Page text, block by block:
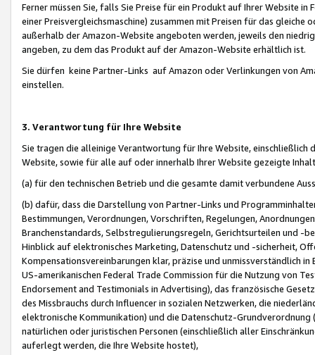
Ferner müssen Sie, falls Sie Preise für ein Produkt auf Ihrer Website
einer Preisvergleichsmaschine) zusammen mit Preisen für das
außerhalb der Amazon-Website angeboten werden, jeweils den
angeben, zu dem das Produkt auf der Amazon-Website erhältlich ist.
Sie dürfen keine Partner-Links auf Amazon oder Verlinkungen von
einstellen.
3. Verantwortung für Ihre Website
Sie tragen die alleinige Verantwortung für Ihre Website,
Website, sowie für alle auf oder innerhalb Ihrer Website gezeigte
(a) für den technischen Betrieb und die gesamte damit verbundene
(b) dafür, dass die Darstellung von Partner-Links und
Bestimmungen, Verordnungen, Vorschriften, Regelungen,
Branchenstandards, Selbstregulierungsregeln, Gerichtsurteilen und -
Hinblick auf elektronisches Marketing, Datenschutz und -sicherheit,
Kompensationsvereinbarungen klar, präzise und unmissverständlich
US-amerikanischen Federal Trade Commission für die Nutzung von
Endorsement and Testimonials in Advertising), das französische
des Missbrauchs durch Influencer in sozialen Netzwerken, die
elektronische Kommunikation) und die Datenschutz-
natürlichen oder juristischen Personen (einschließlich aller
auferlegt werden, die Ihre Website hostet),